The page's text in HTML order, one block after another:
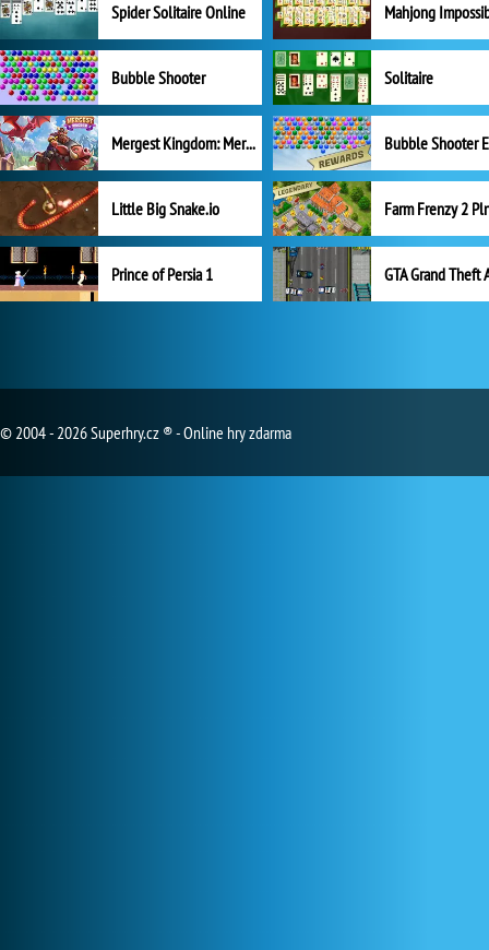
Spider Solitaire Online Mahjong
Bubble Shooter Solitaire
Mergest Kingdom: Merge Puzzle
Little Big Snake.io
Prince of Persia 1 GTA Grand Theft
© 2004 - 2026 Superhry.cz ® - Online hry zdarma